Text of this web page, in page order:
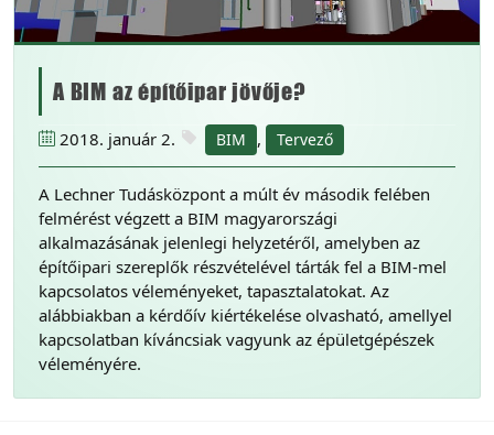
A BIM az építőipar jövője?
2018. január 2. BIM , Tervező
A Lechner Tudásközpont a múlt év második felében
felmérést végzett a BIM magyarországi
alkalmazásának jelenlegi helyzetéről, amelyben az
építőipari szereplők részvételével tárták fel a BIM-mel
kapcsolatos véleményeket, tapasztalatokat. Az
alábbiakban a kérdőív kiértékelése olvasható, amellyel
kapcsolatban kíváncsiak vagyunk az épületgépészek
véleményére.